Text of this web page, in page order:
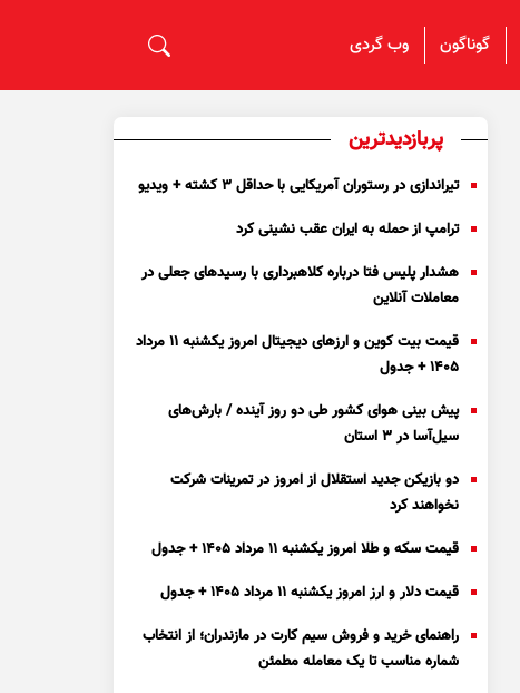
گوناگون وب گردی
پربازدیدترین
تیراندازی در رستوران آمریکایی با حداقل ۳ کشته + ویدیو
ترامپ از حمله به ایران عقب نشینی کرد
هشدار پلیس فتا درباره کلاهبرداری با رسید‌های جعلی در
معاملات آنلاین
قیمت بیت کوین و ارز‌های دیجیتال امروز یکشنبه ۱۱ مرداد
۱۴۰۵ + جدول
پیش بینی هوای کشور طی دو روز آینده / بارش‌های
سیل‌آسا در ۳ استان
دو بازیکن جدید استقلال از امروز در تمرینات شرکت
نخواهند کرد
قیمت سکه و طلا امروز یکشنبه ۱۱ مرداد ۱۴۰۵ + جدول
قیمت دلار و ارز امروز یکشنبه ۱۱ مرداد ۱۴۰۵ + جدول
راهنمای خرید و فروش سیم کارت در مازندران؛ از انتخاب
شماره مناسب تا یک معامله مطمئن